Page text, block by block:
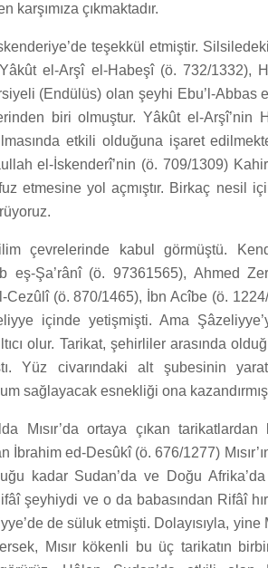
karşımıza çıkmaktadır.
teşekkül etmiştir.
el-Arşî el-Habeşî (ö. 732/1332),
(Endülüs) olan şeyhi Ebu’l-Abbas
biri olmuştur. Yâkût el-Arşî’nin
etkili olduğuna işaret
el-İskenderî’nin (ö. 709/1309)
etmesine yol açmıştır. Birkaç nesil
çevrelerinde kabul görmüştü.
eş-Şa’rânî (ö. 97361565), Ahmed
Cezûlî (ö. 870/1465), İbn Acîbe (ö.
içinde yetişmişti. Ama
olur. Tarikat, şehirliler arasında
Yüz civarındaki alt şubesinin
sağlayacak esnekliği ona
Mısır’da ortaya çıkan
İbrahim ed-Desûkî (ö. 676/1277)
kadar Sudan’da ve Doğu
şeyhiydi ve o da babasından Rifâî
de süluk etmişti. Dolayısıyla, yine
Mısır kökenli bu üç tarikatın